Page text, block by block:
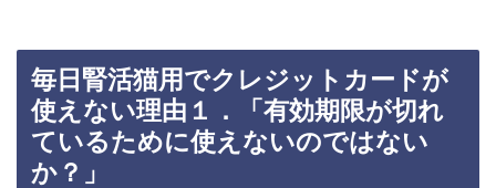
毎日腎活猫用でクレジットカードが
使えない理由１．「有効期限が切れ
ているために使えないのではない
か？」